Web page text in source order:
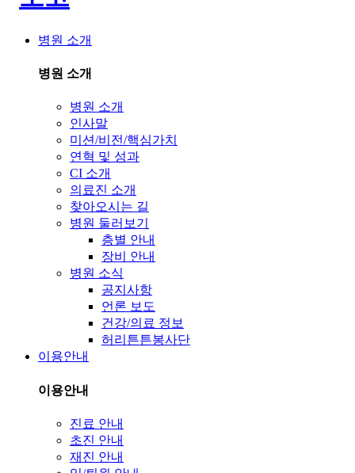
병원 소개
병원 소개
병원 소개
인사말
미션/비전/핵심가치
연혁 및 성과
CI 소개
의료진 소개
찾아오시는 길
병원 둘러보기
층별 안내
장비 안내
병원 소식
공지사항
언론 보도
건강/의료 정보
허리튼튼봉사단
이용안내
이용안내
진료 안내
초진 안내
재진 안내